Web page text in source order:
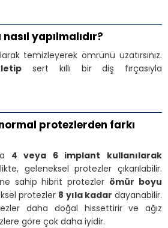
yapılmalıdır?
temizleyerek ömrünü uzatırsınız.
sert kıllı bir diş fırçasıyla
protezlerden farkı
4 veya 6 implant kullanılarak
geleneksel protezler çıkarılabilir.
sahip hibrit protezler ömür boyu
protezler 8 yıla kadardayanabilir.
daha doğal hissettirir ve ağız
göre çok daha iyidir.